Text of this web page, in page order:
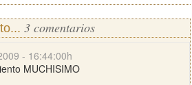
3 comentarios
- 16:44:00h
MUCHISIMO